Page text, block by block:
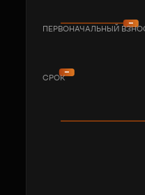
ПЕРВОНАЧАЛЬНЫЙ
СРОК